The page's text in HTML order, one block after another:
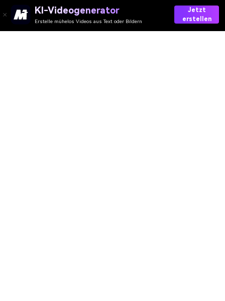
KI-Videogenerator
Erstelle mühelos Videos aus Text oder Bildern
Jetzt
erstellen